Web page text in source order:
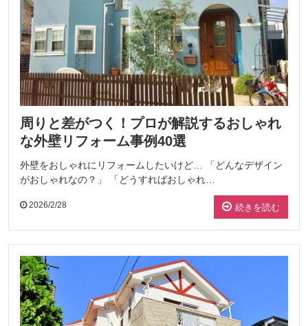
周りと差がつく！プロが解説するおしゃれ
な外壁リフォーム事例40選
外壁をおしゃれにリフォームしたいけど… 「どんなデザイン
がおしゃれなの？」 「どうすればおしゃれ…
2026/2/28 続きを読む